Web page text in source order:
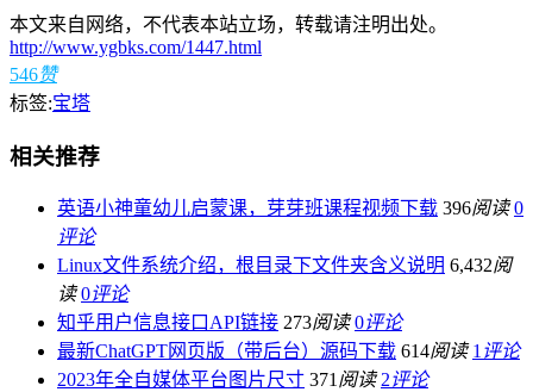
本文来自网络，不代表本站立场，转载请注明出处。
http://www.ygbks.com/1447.html
546赞
标签:宝塔
相关推荐
英语小神童幼儿启蒙课，芽芽班课程视频下载 396阅读 0
评论
Linux文件系统介绍，根目录下文件夹含义说明 6,432阅
读 0评论
知乎用户信息接口API链接 273阅读 0评论
最新ChatGPT网页版（带后台）源码下载 614阅读 1 评论
2023年全自媒体平台图片尺寸 371 阅读 2评论